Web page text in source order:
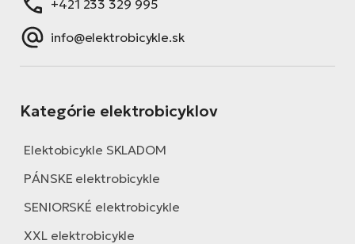
+421 233 329 995
info@elektrobicykle.sk
Kategórie elektrobicyklov
Elektobicykle SKLADOM
PÁNSKE elektrobicykle
SENIORSKÉ elektrobicykle
XXL elektrobicykle